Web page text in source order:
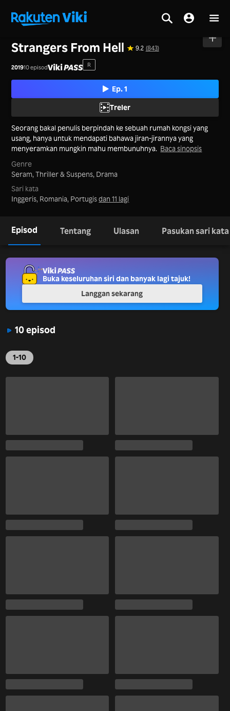
Strangers From Hell 9.2 (843)
201910 episod R
Ep. 1
Treler
Seorang bakal penulis berpindah ke sebuah rumah kongsi yang
usang, hanya untuk mendapati bahawa jiran-jirannya yang
menyeramkan mungkin mahu membunuhnya. Baca sinopsis
Genre
Seram,Thriller & Suspens, Drama
Sari kata
Inggeris, Romania, Portugisdan 11 lagi
Episod Tentang Ulasan Pasukan sari kata
10 episod
1-10
Buka keseluruhan siri dan banyak lagi tajuk!
Langgan sekarang